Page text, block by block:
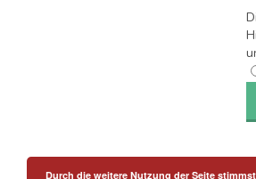
Durch die weitere Nutzung der Seite